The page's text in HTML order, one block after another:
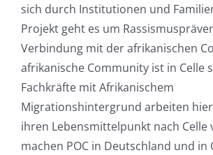
sich durch Institutionen und
Projekt geht es um
Verbindung mit der afrikanischen
afrikanische Community ist in Celle
Fachkräfte mit Afrikanischem
Migrationshintergrund arbeiten
ihren Lebensmittelpunkt nach Celle
machen POC in Deutschland und in